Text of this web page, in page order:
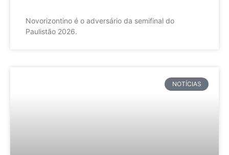
Novorizontino é o adversário da semifinal do
Paulistão 2026.
NOTÍCIAS